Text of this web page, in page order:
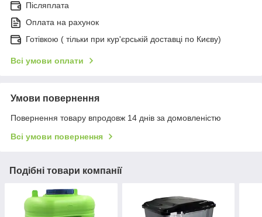
Післяплата
Оплата на рахунок
Готівкою ( тільки при кур'єрській доставці по Києву)
Всі умови оплати
Умови повернення
Повернення товару впродовж 14 днів за домовленістю
Всі умови повернення
Подібні товари компанії